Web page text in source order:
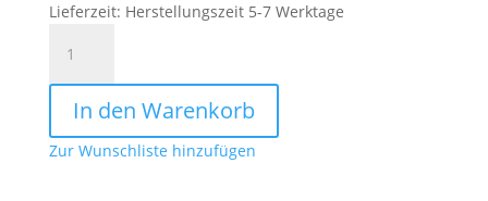
Lieferzeit: Herstellungszeit 5-7 Werktage
Menge
In den Warenkorb
Zur Wunschliste hinzufügen